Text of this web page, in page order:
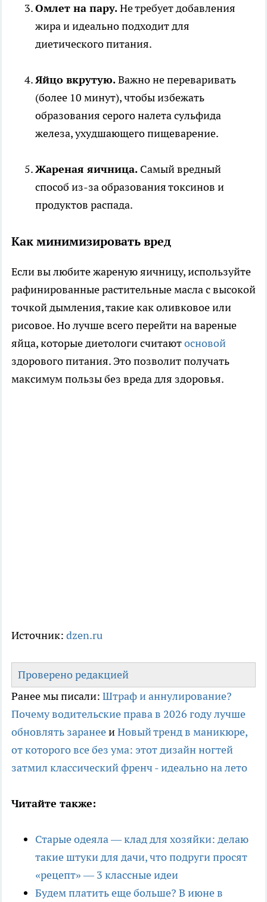
Омлет на пару.Не требует добавления
жира и идеально подходит для
диетического питания.
Яйцо вкрутую.Важно не переваривать
(более 10 минут), чтобы избежать
образования серого налета сульфида
железа, ухудшающего пищеварение.
Жареная яичница. Самый вредный
способ из-за образования токсинов и
продуктов распада.
Как минимизировать вред
Если вы любите жареную яичницу, используйте
рафинированные растительные масла с высокой
точкой дымления, такие как оливковое или
рисовое. Но лучше всего перейти на вареные
яйца, которые диетологи считаютосновой
здорового питания. Это позволит получать
максимум пользы без вреда для здоровья.
Источник: dzen.ru
Проверено редакцией
Ранее мы писали: Штраф и аннулирование?
Почему водительские права в 2026 году лучше
обновлять заранееиНовый тренд в маникюре,
от которого все без ума: этот дизайн ногтей
затмил классический френч - идеально на лето
Читайте также:
Старые одеяла — клад для хозяйки: делаю
такие штуки для дачи, что подруги просят
«рецепт» — 3 классные идеи
Будем платить еще больше? В июне в